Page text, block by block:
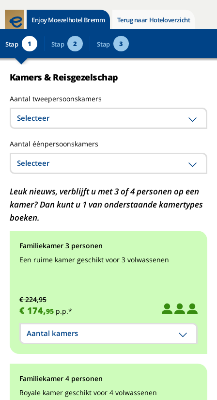
Enjoy Moezelhotel Bremm Terug naar Hoteloverzicht
Stap 1 Stap 2 Stap 3
Kamers & Reisgezelschap
Aantal tweepersoonskamers
Selecteer
Aantal éénpersoonskamers
Selecteer
Leuk nieuws, verblijft u met 3 of 4 personen op een
kamer? Dan kunt u 1 van onderstaande kamertypes
boeken.
Familiekamer 3 personen
Een ruime kamer geschikt voor 3 volwassenen
€ 224,95
€ 174,95 p.p.*
Aantal kamers
Familiekamer 4 personen
Royale kamer geschikt voor 4 volwassenen